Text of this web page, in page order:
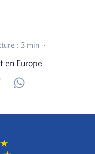
: 3 min ·
en Europe